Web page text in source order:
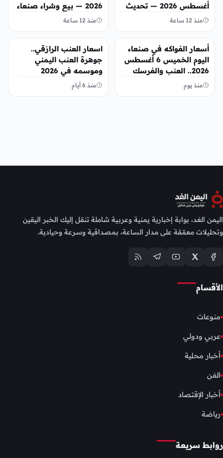
أغسطس 2026 — تحديث
مباشر
منذ 12 ساعة
2026 — بيع وشراء صنعاء
وعدن
منذ 12 ساعة
أخبار الإقتصاد
أسعار الفواكه في صنعاء
اليوم الخميس 6 أغسطس
2026.. العنب والفرسك
والرمان في الأسواق
منذ يوم
أخبار الإقتصاد
اسعار العنب الرازقي..
جوهرة العنب اليمني
وموسمه في 2026
منذ 6 أيام
اليمن الغد، بوابة إخبارية يمنية وعربية شاملة تنقل إليك الخبر اليقين
وتحليلات معمّقة على مدار الساعة، بمصداقية وسرعة وحيادية.
الأقسام
منوعات
عربي ودولي
أخبار محلية
الفن
أخبار الإقتصاد
رياضة
روابط سريعة